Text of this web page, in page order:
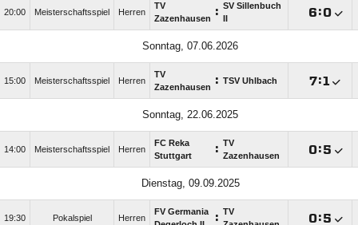
20:00 Meisterschaftsspiel Herren
TV
Zazenhausen : SV Sillenbuch
:
Sonntag, 07.06.2026
15:00 Meisterschaftsspiel Herren
TV
Zazenhausen : TSV Uhlbach :
Sonntag, 22.06.2025
14:00 Meisterschaftsspiel Herren
FC Reka
Stuttgart
: TV
Zazenhausen
:
Dienstag, 09.09.2025
19:30 Pokalspiel Herren
FV Germania
: TV
: